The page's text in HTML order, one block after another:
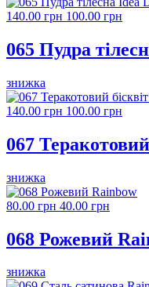
140.00 грн 100.00 грн
065 Пудра
знижка
140.00 грн 100.00 грн
067
знижка
80.00 грн 40.00 грн
068 Рожевий
знижка